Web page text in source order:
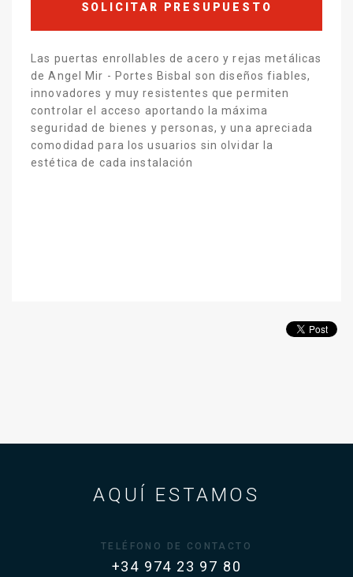
SOLICITAR PRESUPUESTO
Las puertas enrollables de acero y rejas metálicas
de Angel Mir - Portes Bisbal son diseños fiables,
innovadores y muy resistentes que permiten
controlar el acceso aportando la máxima
seguridad de bienes y personas, y una apreciada
comodidad para los usuarios sin olvidar la
estética de cada instalación
AQUÍ ESTAMOS
TELÉFONO DE CONTACTO
+34 974 23 97 80